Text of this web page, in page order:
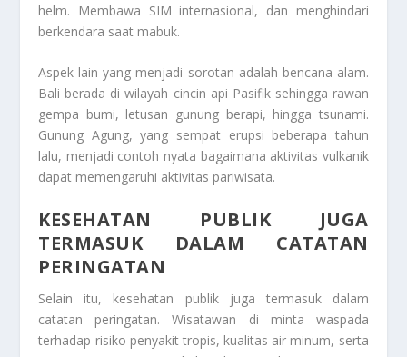
helm. Membawa SIM internasional, dan menghindari
berkendara saat mabuk.
Aspek lain yang menjadi sorotan adalah bencana alam.
Bali berada di wilayah cincin api Pasifik sehingga rawan
gempa bumi, letusan gunung berapi, hingga tsunami.
Gunung Agung, yang sempat erupsi beberapa tahun
lalu, menjadi contoh nyata bagaimana aktivitas vulkanik
dapat memengaruhi aktivitas pariwisata.
KESEHATAN PUBLIK JUGA
TERMASUK DALAM CATATAN
PERINGATAN
Selain itu, kesehatan publik juga termasuk dalam
catatan peringatan. Wisatawan di minta waspada
terhadap risiko penyakit tropis, kualitas air minum, serta